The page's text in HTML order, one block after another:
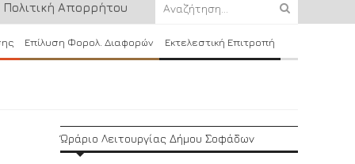
Πολιτική Απορρήτου
Επίλυση Φορολ. Διαφορών Εκτελεστική Επιτροπή
Ώράριο Λειτουργίας Δήμου Σοφάδων